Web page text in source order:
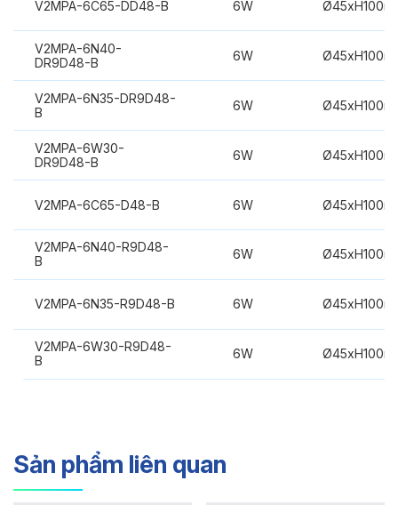
V2MPA-6C65-DD48-B 6W
V2MPA-6N40-
DR9D48-B
6W
V2MPA-6N35-DR9D48-
B
6W
V2MPA-6W30-
DR9D48-B
6W
V2MPA-6C65-D48-B 6W
V2MPA-6N40-R9D48-
B
6W
V2MPA-6N35-R9D48-B 6W
V2MPA-6W30-R9D48-
B
6W
Sản phẩm liên quan